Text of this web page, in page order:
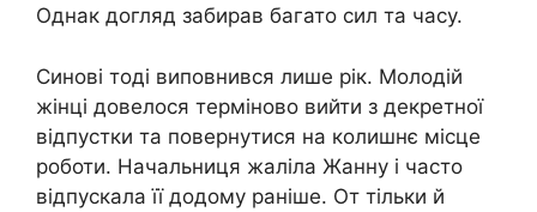
Однак догляд забирав багато сил та часу.
Синові тоді виповнився лише рік. Молодій
жінці довелося терміново вийти з декретної
відпустки та повернутися на колишнє місце
роботи. Начальниця жаліла Жанну і часто
відпускала її додому раніше. От тільки й